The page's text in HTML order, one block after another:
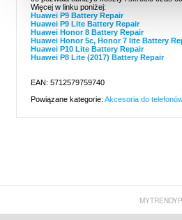
Więcej w linku poniżej:
Huawei P9 Battery Repair
Huawei P9 Lite Battery Repair
Huawei Honor 8 Battery Repair
Huawei Honor 5c, Honor 7 lite Battery
Huawei P10 Lite Battery Repair
Huawei P8 Lite (2017) Battery Repair
EAN: 5712579759740
Powiązane kategorie: Akcesoria do telefonów